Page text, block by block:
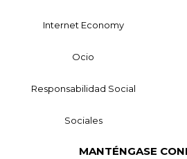
Internet Economy
Ocio
Responsabilidad Social
Sociales
MANTÉNGASE